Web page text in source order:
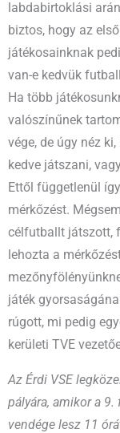
labdabirtoklási
biztos, hogy az
játékosainknak
van-e kedvük
Ha több
valószínűnek
vége, de úgy néz
kedve játszani,
Ettől függetlenül
mérkőzést.
célfutballt játszott,
lehozta a
játék
rúgott, mi pedig
kerületi TVE
Az Érdi VSE
pályára, amikor a
vendége lesz 11